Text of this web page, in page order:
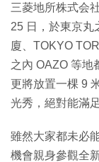
三菱地所株式会
25 日，於東京丸
廈、TOKYO
之內 OAZO 等地
更將放置一棵 9
光秀，絕對能滿
雖然大家都未必
機會親身參觀全